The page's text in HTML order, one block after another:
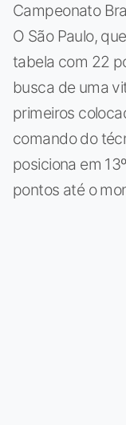
Campeonato
O São Paulo,
tabela com 22
busca de uma
primeiros
comando do
posiciona em
pontos até o